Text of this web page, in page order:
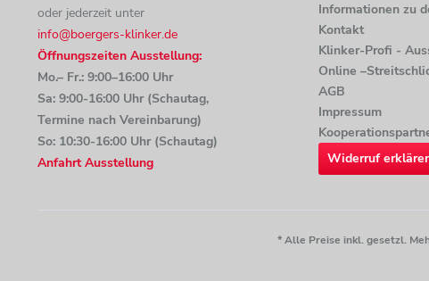
oder jederzeit unter
info@boergers-klinker.de
Öffnungszeiten Ausstellung:
Mo.– Fr.: 9:00–16:00 Uhr
Sa: 9:00-16:00 Uhr (Schautag,
Termine nach Vereinbarung)
So: 10:30-16:00 Uhr (Schautag)
Anfahrt Ausstellung
Informationen zu
Kontakt
Klinker-Profi -
Online
AGB
Impressum
Widerruf
* Alle Preise inkl. gesetzl.